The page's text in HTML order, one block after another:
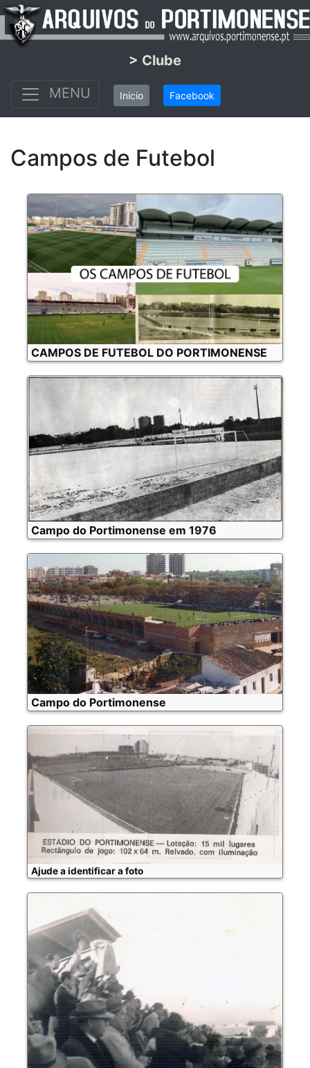
> Clube
MENU
Inicio Facebook
Campos de Futebol
CAMPOS DE FUTEBOL DO PORTIMONENSE
Campo do Portimonense em 1976
Campo do Portimonense
Ajude a identificar a foto